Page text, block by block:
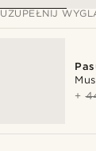
UZUPEŁNIJ
+